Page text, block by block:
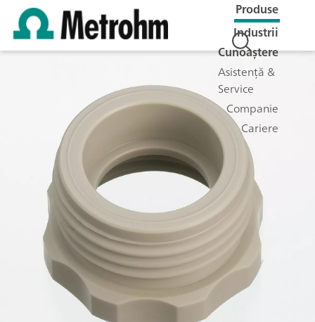
Produse
Industrii
Cunoaștere
Asistență &
Service
Companie
Cariere